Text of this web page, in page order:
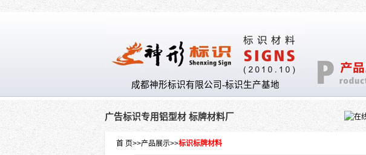
成都神形标识有限公司-标识生产基地
广告标识专用铝型材 标牌材料厂
首 页>>产品展示>>标识标牌材料